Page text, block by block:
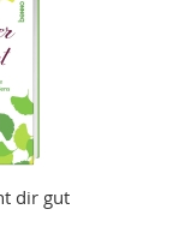
dir gut